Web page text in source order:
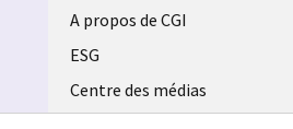
Useful
links
SECTIONS
A propos de CGI
ESG
Centre des médias